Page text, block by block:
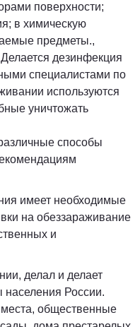
поверхности;
в химическую
предметы.,
дезинфекция
специалистами по
используются
уничтожать
способы
имеет необходимые
на обеззараживание
и
делал и делает
России.
общественные